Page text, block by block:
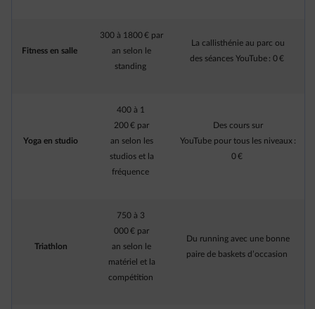
Fitness en salle
300 à 1800 € par
an selon le
standing
La callisthénie au parc ou
des séances YouTube : 0 €
Yoga en studio
400 à 1
200 € par
an selon les
studios et la
fréquence
Des cours sur
YouTube pour tous les niveaux :
0 €
Triathlon
750 à 3
000 € par
an selon le
matériel et la
compétition
Du running avec une bonne
paire de baskets d’occasion